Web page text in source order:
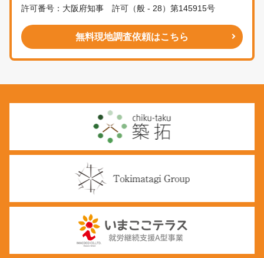
許可番号：大阪府知事 許可（般 - 28）第145915号
無料現地調査依頼はこちら